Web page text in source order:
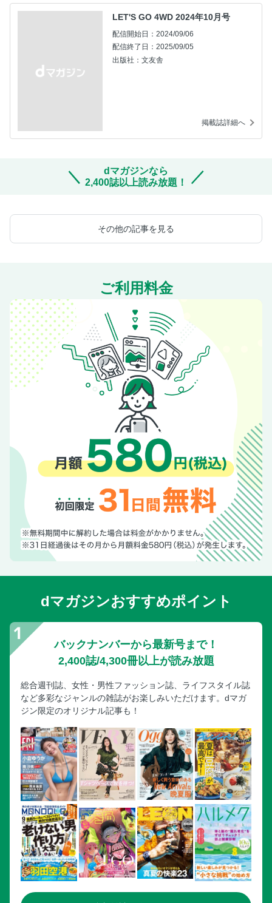
LET'S GO 4WD 2024年10月号
配信開始日：2024/09/06
配信終了日：2025/09/05
出版社：文友舎
掲載誌詳細へ
dマガジンなら
2,400誌以上読み放題！
その他の記事を見る
ご利用料金
dマガジンおすすめポイント
バックナンバーから最新号まで！
2,400誌/4,300冊以上が読み放題
総合週刊誌、女性・男性ファッション誌、ライフスタイル誌
など多彩なジャンルの雑誌がお楽しみいただけます。dマガ
ジン限定のオリジナル記事も！